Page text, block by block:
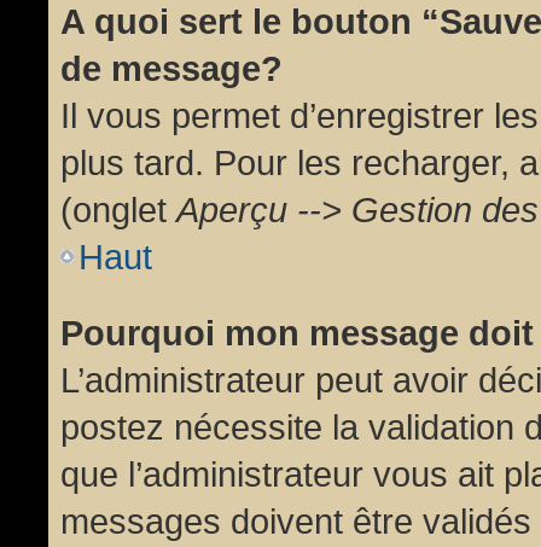
A quoi sert le bouton
de message?
Il vous permet d’enregistrer
plus tard. Pour les recharger,
(ongletAperçu --> Gestion
Haut
Pourquoi mon message
L’administrateur peut avoir
postez nécessite la validation
que l’administrateur vous ait
messages doivent être